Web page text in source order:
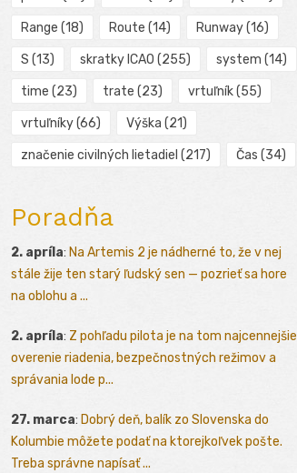
Range (18) Route (14) Runway(16)
S (13) skratky ICAO (255) system (14)
time (23) trate (23) vrtuľník(55)
vrtuľníky(66) Výška (21)
značenie civilných lietadiel (217) Čas (34)
Poradňa
2. apríla: Na Artemis 2 je nádherné to, že v nej
stále žije ten starý ľudský sen — pozrieť sa hore
na oblohu a ...
2. apríla: Z pohľadu pilota je na tom najcennejšie
overenie riadenia, bezpečnostných režimov a
správania lode p...
27. marca: Dobrý deň, balík zo Slovenska do
Kolumbie môžete podať na ktorejkoľvek pošte.
Treba správne napísať ...